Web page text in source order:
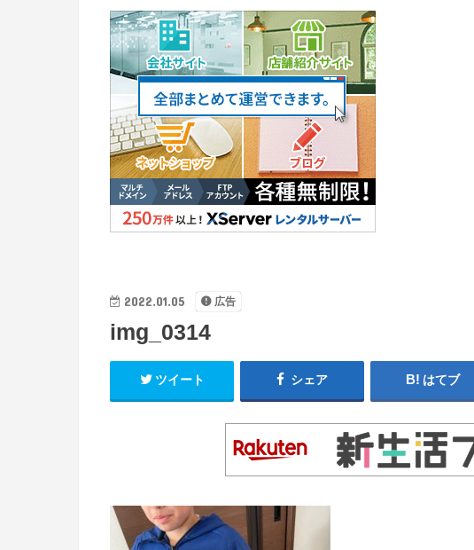
2022.01.05 広告
img_0314
ツイート シェア はてブ